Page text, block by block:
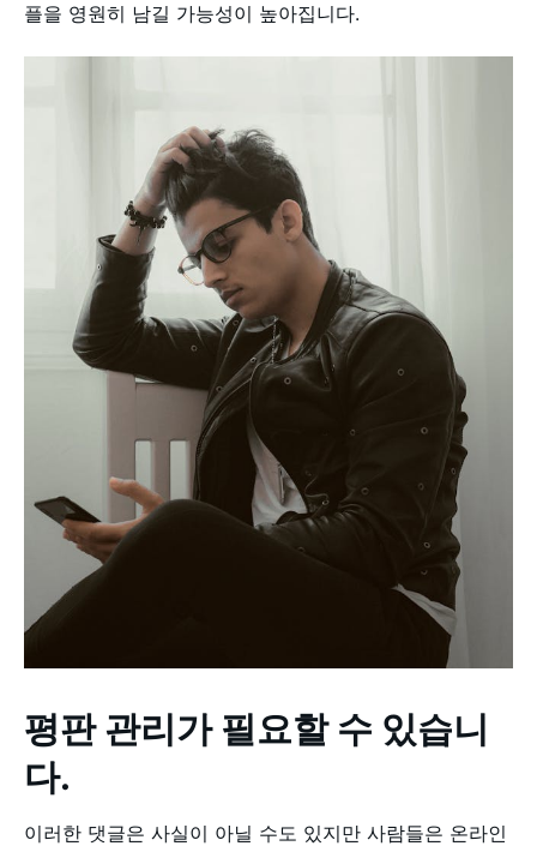
플을 영원히 남길 가능성이 높아집니다.
평판 관리가 필요할 수 있습니
다.
이러한 댓글은 사실이 아닐 수도 있지만 사람들은 온라인